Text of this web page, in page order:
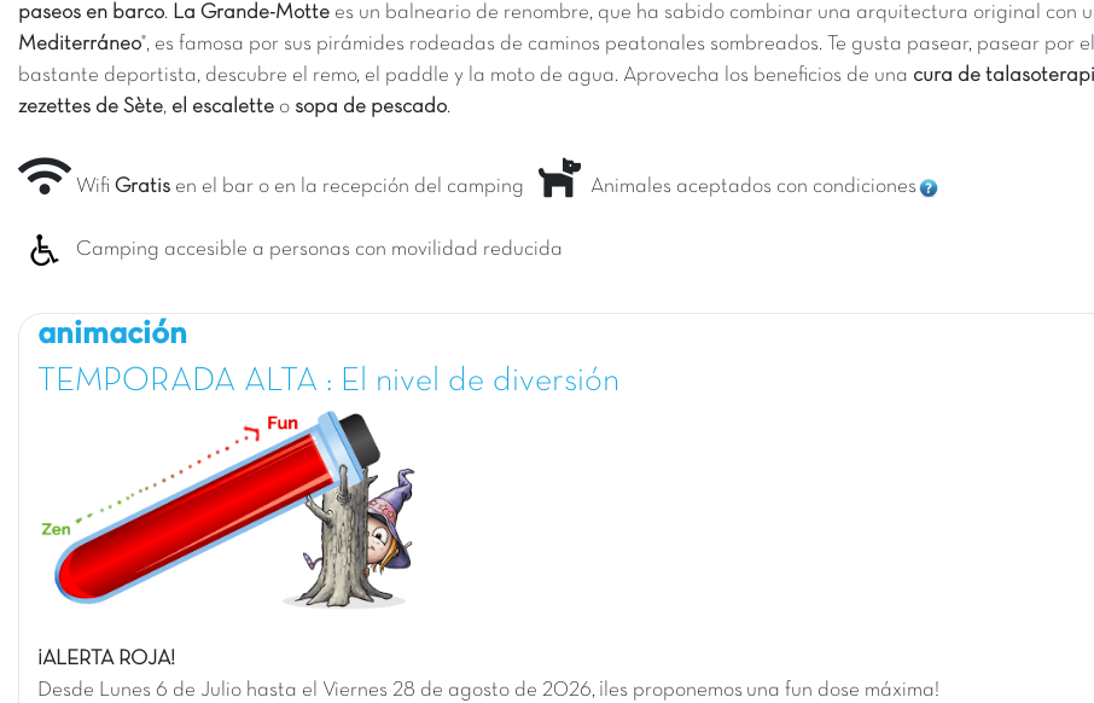
paseos en barco. La Grande-Motte es un balneario de renombre, que ha sabido combinar una arquitectura original con
Mediterráneo", es famosa por sus pirámides rodeadas de caminos peatonales sombreados. Te gusta pasear, pasear por
bastante deportista, descubre el remo, el paddle y la moto de agua. Aprovecha los beneficios de una cura de
zezettes de Sète, el escalette o sopa de pescado.
Wifi Gratis en el bar o en la recepción del camping Animales aceptados con condiciones
Camping accesible a personas con movilidad reducida
animación
TEMPORADA ALTA : El nivel de diversión
¡ALERTA ROJA!
Desde Lunes 6 de Julio hasta el Viernes 28 de agosto de 2026, ¡les proponemos una fun dose máxima!